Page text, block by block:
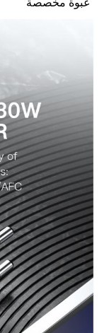
عبوة مخصصة